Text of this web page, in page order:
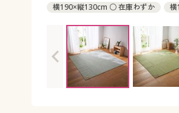
横190×縦130cm ○ 在庫わずか